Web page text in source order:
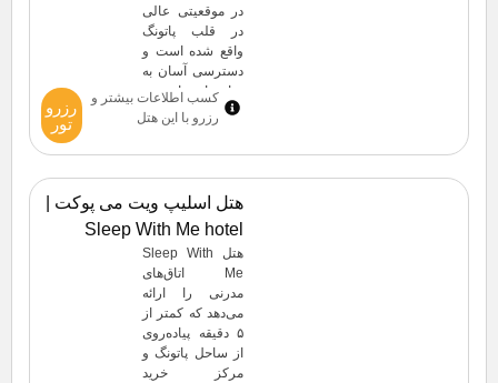
دارند – آنها به […]
در موقعیتی عالی
در قلب پاتونگ
واقع شده است و
دسترسی آسان به
تمام جاذبه‌های برتر
منطقه را فراهم
تنها چند قدم با
پاتونگ فاصله دارد،
شما را در دسترس
زندگی شبانه پر
جنب و جوش، از
[…]
کسب اطلاعات بیشتر و
رزرو با این هتل
رزرو
تور
هتل اسلیپ ویت می پوکت |
Sleep With Me hotel
هتل Sleep With
Me اتاق‌های
مدرنی را ارائه
می‌دهد که کمتر از
۵ دقیقه پیاده‌روی
از ساحل پاتونگ و
مرکز خرید